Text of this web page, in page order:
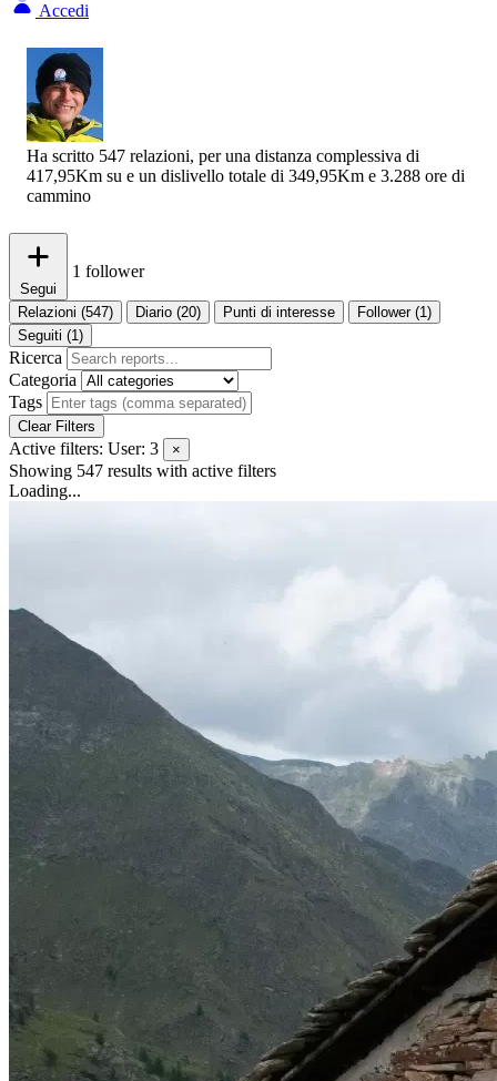
Accedi
Ha scritto 547 relazioni, per una distanza complessiva di
417,95Km su e un dislivello totale di 349,95Km e 3.288 ore di
cammino
Segui
1 follower
Relazioni (547) Diario (20) Punti di interesse
Follower (1)
Seguiti (1)
Ricerca
Categoria
Tags
Clear Filters
Active filters: User: 3 ×
Showing 547 results with active filters
Loading...